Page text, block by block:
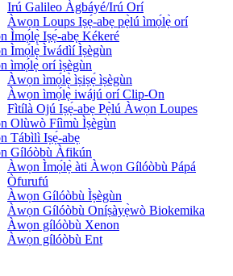
Irú Galileo Àgbáyé/Irú Orí
Àwọn Loups Iṣẹ́-abẹ pẹ̀lú ìmọ́lẹ̀ orí
Ìmọ́lẹ̀ Iṣẹ́-abẹ Kékeré
Ìmọ́lẹ̀ Ìwádìí Ìṣègùn
ìmọ́lẹ̀ orí ìṣègùn
Àwọn ìmọ́lẹ̀ ìṣiṣẹ́ ìṣègùn
Àwọn ìmọ́lẹ̀ iwájú orí Clip-On
Fìtílà Ojú Iṣẹ́-abẹ Pẹ̀lú Àwọn Loupes
Olùwò Fíìmù Ìṣègùn
Tábìlì Iṣẹ́-abẹ
Gílóòbù Àfikún
Àwọn Ìmọ́lẹ̀ àti Àwọn Gílóòbù Pápá
Òfurufú
Àwọn Gílóòbù Ìṣègùn
Àwọn Gílóòbù Oníṣàyẹ̀wò Biokemika
Àwọn gílóòbù Xenon
Àwọn gílóòbù Ent